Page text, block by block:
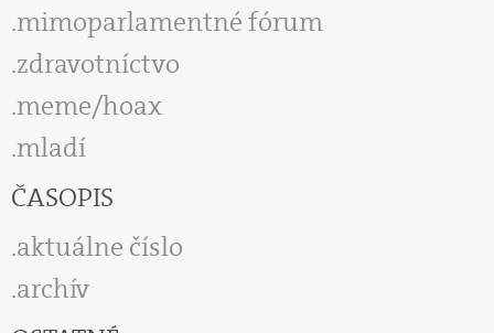
mimoparlamentné fórum
zdravotníctvo
meme/hoax
mladí
ČASOPIS
aktuálne číslo
archív